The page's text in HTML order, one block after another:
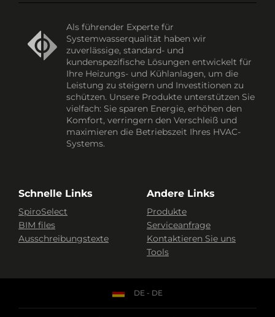
Als führender Experte für
Systemwasserqualität haben wir
zuverlässige, standard- und
kundenspezifische Lösungen entwickelt für
Ihre Heizungs- und Kühlanlagen, um die
Leistung zu steigern und Investitionen zu
schützen. Unsere Produkte unterstützen Sie
vielfach: Sie sparen Energie, erhöhen den
Komfort, verringern den Verschleiß und
maximieren die Betriebszeit Ihres HVAC-
Systems.
Schnelle Links
SpiroSelect
BIM files
Ausschreibungstexte
Andere Links
Produkte
Serviceanfrage
Kontaktieren Sie uns
Tools
DE - DE